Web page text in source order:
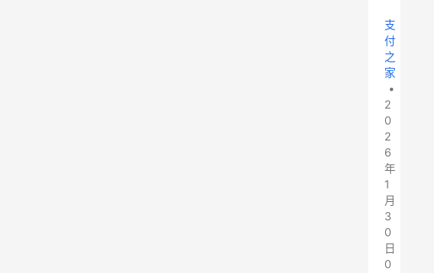
支
付
之
家
•
2
0
2
6
年
1
月
3
0
日
0